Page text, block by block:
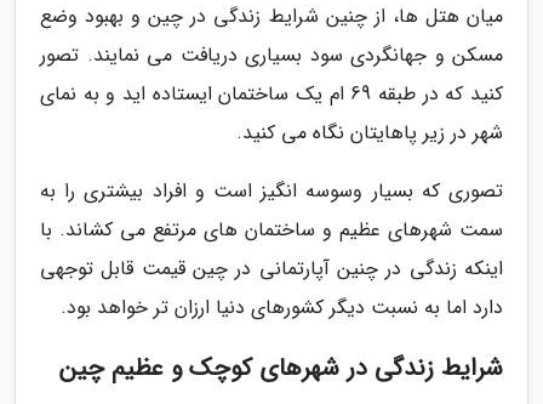
میان هتل ها، از چنین شرایط زندگی در چین و بهبود وضع
مسکن و جهانگردی سود بسیاری دریافت می نمایند. تصور
کنید که در طبقه 69 ام یک ساختمان ایستاده اید و به نمای
شهر در زیر پاهایتان نگاه می کنید.
تصوری که بسیار وسوسه انگیز است و افراد بیشتری را به
سمت شهرهای عظیم و ساختمان های مرتفع می کشاند. با
اینکه زندگی در چنین آپارتمانی در چین قیمت قابل توجهی
دارد اما به نسبت دیگر کشورهای دنیا ارزان تر خواهد بود.
شرایط زندگی در شهرهای کوچک و عظیم چین